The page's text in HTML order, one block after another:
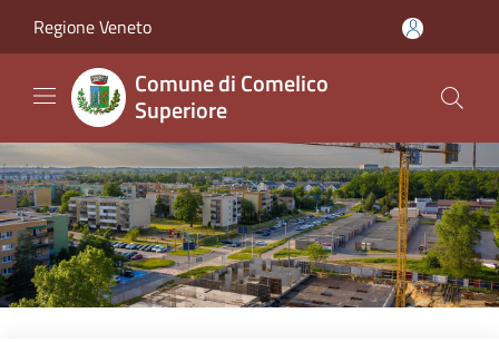
Regione Veneto
Comune di Comelico
Superiore